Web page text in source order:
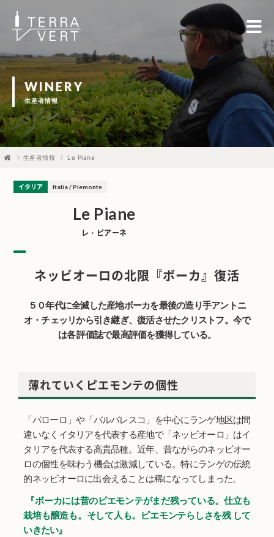
WINERY
生産者情報
生産者情報 Le Piane
Le Piane
レ・ピアーネ
イタリア Italia / Piemonte
ネッビオーロの北限『ボーカ』復活
５０年代に全滅した産地ボーカを最後の造り手アントニ
オ・チェッリから引き継ぎ、復活させたクリストフ。今で
は各 評価誌で最高評価を獲得している。
薄れていくピエモンテの個性
「バローロ」や「バルバレスコ」を中心にランゲ地区は間
違いなくイタリアを代表する産地で「ネッビオーロ」はイ
タリアを代表する高貴品種。近年、昔ながらのネッビオー
ロの個性を味わう機会は激減している。特にランゲの伝統
的ネッビオーロに出会えることは稀になってしまった。
『ボーカには昔のピエモンテがまだ残っている。仕立も
栽培も醸造も。そして人も。ピエモンテらしさを残 して
いきたい』